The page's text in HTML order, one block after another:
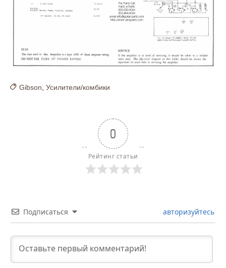
Gibson Усилители/комбики
0
Рейтинг статьи
Подписаться авторизуйтесь